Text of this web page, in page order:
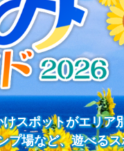
スポットがエリア
プ場など、遊べる